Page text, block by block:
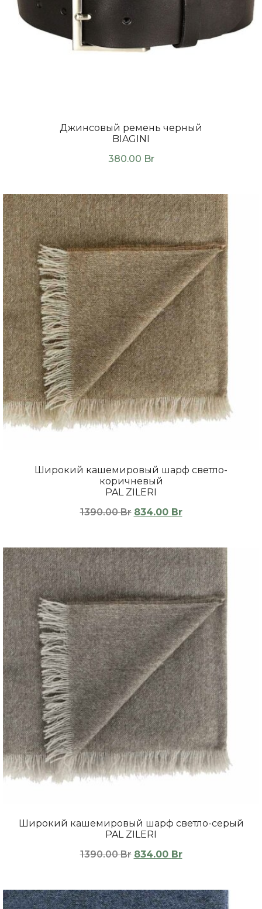
Джинсовый ремень черный
BIAGINI
380.00 Br
Широкий кашемировый шарф светло-
коричневый
PAL ZILERI
1390.00Br 834.00 Br
Широкий кашемировый шарф светло-серый
PAL ZILERI
1390.00Br 834.00 Br